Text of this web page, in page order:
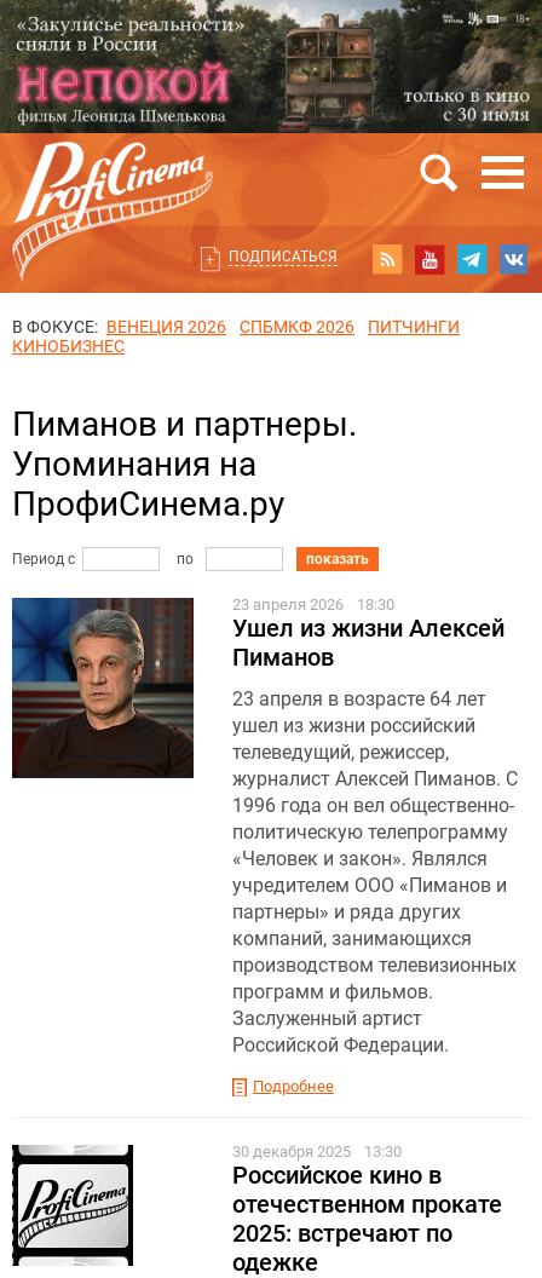
ПОДПИСАТЬСЯ
В ФОКУСЕ: ВЕНЕЦИЯ 2026 СПБМКФ 2026
ПИТЧИНГИ
КИНОБИЗНЕС
Пиманов и партнеры.
Упоминания на
ПрофиСинема.ру
Период с по показать
23 апреля 2026 18:30
Ушел из жизни Алексей
Пиманов
23 апреля в возрасте 64 лет
ушел из жизни российский
телеведущий, режиссер,
журналист Алексей Пиманов. С
1996 года он вел общественно-
политическую телепрограмму
«Человек и закон». Являлся
учредителем ООО «Пиманов и
партнеры» и ряда других
компаний, занимающихся
производством телевизионных
программ и фильмов.
Заслуженный артист
Российской Федерации.
Подробнее
30 декабря 2025 13:30
Российское кино в
отечественном прокате
2025: встречают по
одежке